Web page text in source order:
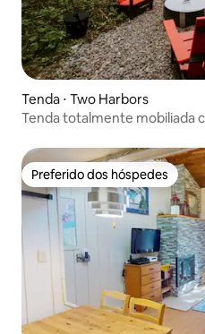
Tenda ⋅ Two Harbors
Tenda totalmente mobiliada
Preferido dos hóspedes
Preferido dos hóspedes